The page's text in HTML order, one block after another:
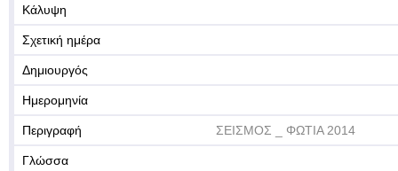
Κάλυψη
Σχετική ημέρα
Δημιουργός
Ημερομηνία
Περιγραφή ΣΕΙΣΜΟΣ _ ΦΩΤΙΑ 2014
Γλώσσα